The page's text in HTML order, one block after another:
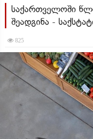
საქართველოში
შეადგინა -
825